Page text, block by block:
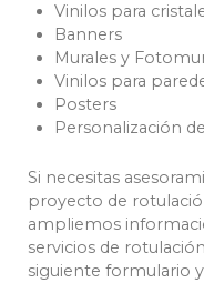
Vinilos para
Banners
Murales y
Vinilos para
Posters
Personalización
Si necesitas
proyecto de
ampliemos
servicios de
siguiente formulario